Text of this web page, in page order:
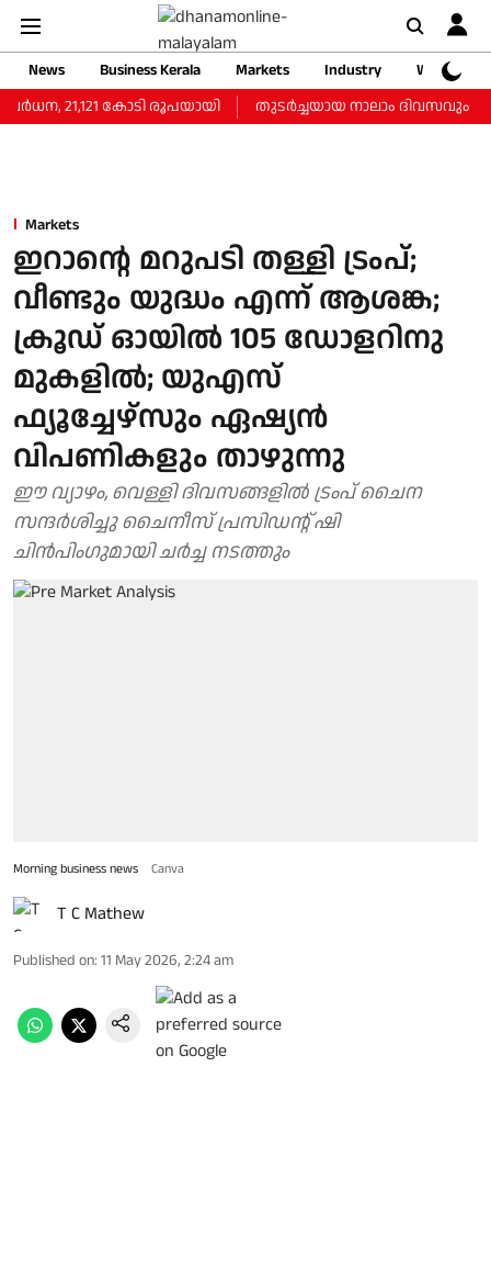
News Business Kerala Markets Industry
Web
കോടി രൂപയായി
തുടർച്ചയായ നാലാം ദിവസവും
Markets
ഇറാൻ്റെ മറുപടി തള്ളി ട്രംപ്;
വീണ്ടും യുദ്ധം എന്ന് ആശങ്ക;
ക്രൂഡ് ഓയിൽ 105 ഡോളറിനു
മുകളിൽ; യുഎസ്
ഫ്യൂച്ചേഴ്‌സും ഏഷ്യൻ
വിപണികളും താഴുന്നു
ഈ വ്യാഴം, വെള്ളി ദിവസങ്ങളിൽ ട്രംപ് ചൈന
സന്ദർശിച്ചു ചൈനീസ് പ്രസിഡൻ്റ് ഷി
ചിൻപിംഗുമായി ചർച്ച നടത്തും
Morning business news Canva
T C Mathew
Published on: 11 May 2026, 2:24 am